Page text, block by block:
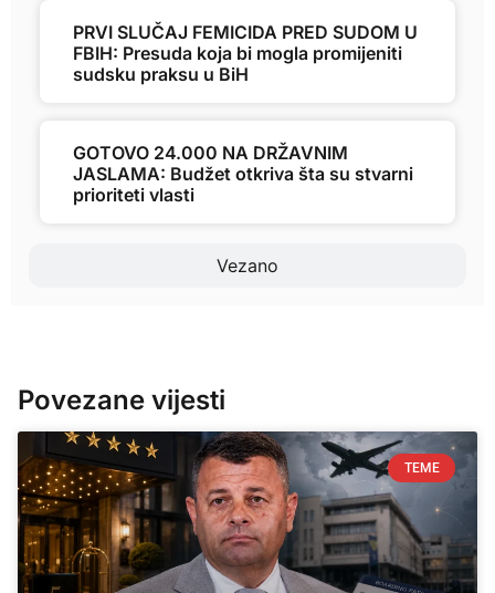
Vezano
PRVI SLUČAJ FEMICIDA PRED SUDOM U
FBIH: Presuda koja bi mogla promijeniti
sudsku praksu u BiH
GOTOVO 24.000 NA DRŽAVNIM
JASLAMA: Budžet otkriva šta su stvarni
prioriteti vlasti
Povezane vijesti
TEME